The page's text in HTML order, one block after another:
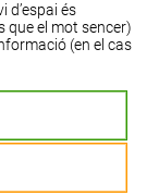
d’espai és
que el mot sencer)
(en el cas